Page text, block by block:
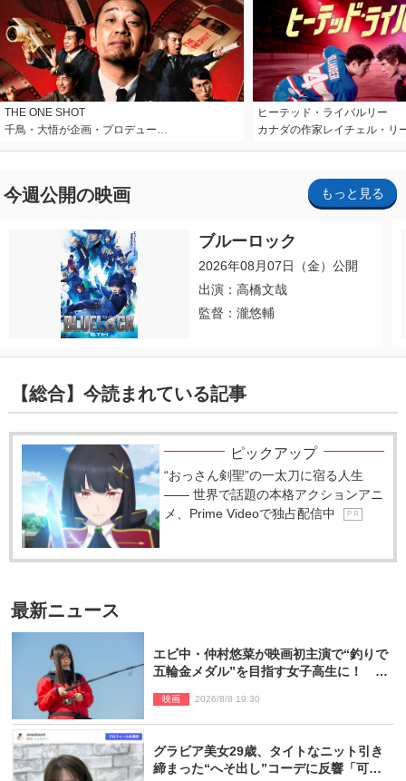
THE ONE SHOT
千鳥・大悟が企画・プロデュー…
ヒーテッド・ライバルリー
カナダの作家レイチェル・リ
今週公開の映画 もっと見る
ブルーロック
2026年08月07日（金）公開
出演：高橋文哉
監督：瀧悠輔
【総合】今読まれている記事
ピックアップ
“おっさん剣聖”の一太刀に宿る人生
―― 世界で話題の本格アクションアニ
メ、Prime Videoで独占配信中
P R
最新ニュース
エビ中・仲村悠菜が映画初主演で“釣りで
五輪金メダル”を目指す女子高生に！ 映
映画 2026/8/8 19:30
グラビア美女29歳、タイトなニット引き
締まった“へそ出し”コーデに反響「可愛